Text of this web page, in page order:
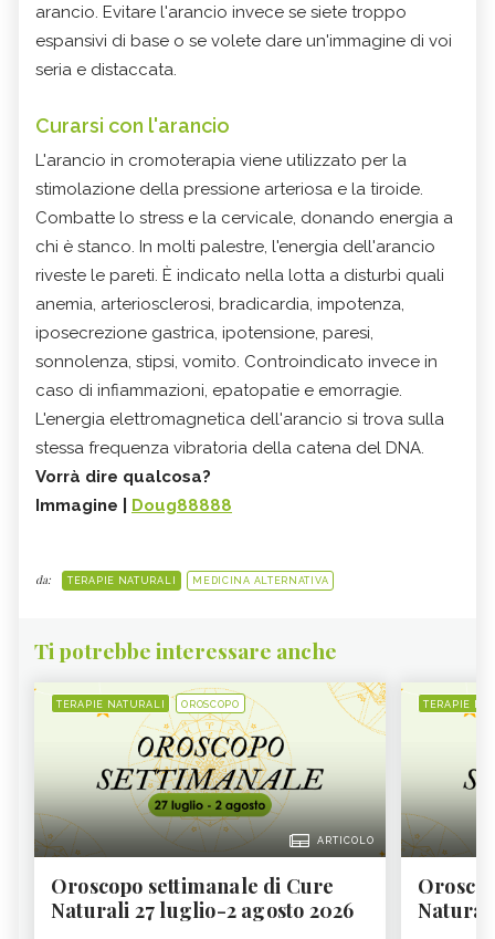
arancio. Evitare l'arancio invece se siete troppo
espansivi di base o se volete dare un'immagine di voi
seria e distaccata.
Curarsi con l'arancio
L'arancio in cromoterapia viene utilizzato per la
stimolazione della pressione arteriosa e la tiroide.
Combatte lo stress e la cervicale, donando energia a
chi è stanco. In molti palestre, l'energia dell'arancio
riveste le pareti. È indicato nella lotta a disturbi quali
anemia, arteriosclerosi, bradicardia, impotenza,
iposecrezione gastrica, ipotensione, paresi,
sonnolenza, stipsi, vomito. Controindicato invece in
caso di infiammazioni, epatopatie e emorragie.
L'energia elettromagnetica dell'arancio si trova sulla
stessa frequenza vibratoria della catena del DNA.
Vorrà dire qualcosa?
Immagine | Doug88888
da: TERAPIE NATURALI MEDICINA ALTERNATIVA
Ti potrebbe interessare anche
TERAPIE NATURALI OROSCOPO
ARTICOLO
Oroscopo settimanale di Cure
Naturali 27 luglio-2 agosto 2026
TERAPIE